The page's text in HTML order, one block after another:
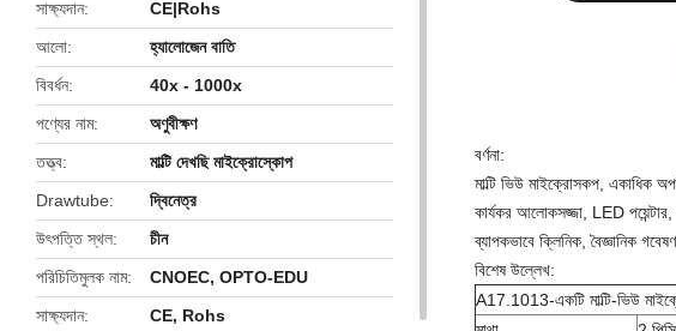
সাক্ষ্যদান
CE|Rohs
আলো
হ্যালোজেন বাতি
বিবর্ধন
40x - 1000x
পণ্যের নাম
অণুবীক্ষণ
তত্ত্ব
মাল্টি দেখছি মাইক্রোস্কোপ
Drawtube
দ্বিনেত্র
উৎপত্তি স্থল
চীন
পরিচিতিমুলক নাম
CNOEC, OPTO-EDU
সাক্ষ্যদান
CE, Rohs
বর্ণনা:
মাল্টি ভিউ মাইক্রোসকপ, একাধিক
কার্যকর আলোকসজ্জা, LED পয়েন্টার,
ব্যাপকভাবে ক্লিনিক, বৈজ্ঞানিক
বিশেষ উল্লেখ:
A17.1013-একটি মাল্টি-ভিউ